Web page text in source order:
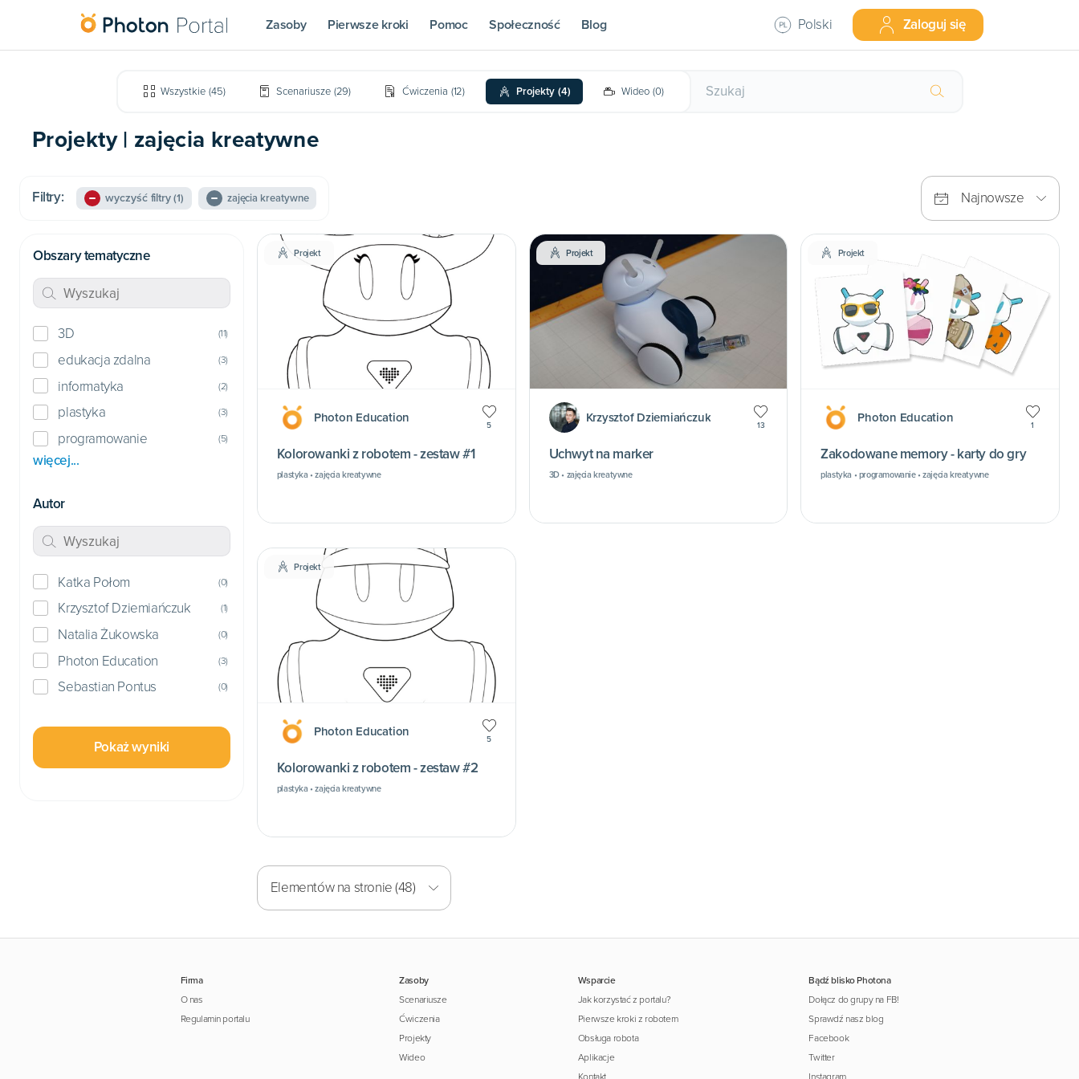
Zasoby Pierwsze kroki Pomoc Społeczność Blog Polski Zaloguj się
Wszystkie (45) Scenariusze (29) Ćwiczenia (12) Projekty (4) Wideo (0)
Projekty | zajęcia kreatywne
Filtry: wyczyść filtry(1) zajęcia kreatywne Najnowsze
Obszary tematyczne
3D (11)
edukacja zdalna (3)
informatyka (2)
plastyka (3)
programowanie (5)
więcej...
Autor
Katka Połom (0)
Krzysztof Dziemiańczuk (1)
Natalia Żukowska (0)
Photon Education (3)
Sebastian Pontus (0)
Pokaż wyniki
Projekt
Photon Education
5
Kolorowanki z robotem - zestaw #1
plastyka • zajęcia kreatywne
Projekt
Krzysztof Dziemiańczuk
13
Uchwyt na marker
3D • zajęcia kreatywne
Projekt
Photon Education
1
Zakodowane memory - karty do gry
plastyka • programowanie • zajęcia kreatywne
Projekt
Photon Education
5
Kolorowanki z robotem - zestaw #2
plastyka • zajęcia kreatywne
Elementów na stronie (48)
Firma
O nas
Regulamin portalu
Zasoby
Scenariusze
Ćwiczenia
Projekty
Wideo
Wsparcie
Jak korzystać z portalu?
Pierwsze kroki z robotem
Obsługa robota
Aplikacje
Kontakt
Bądź blisko Photona
Dołącz do grupy na FB!
Sprawdź nasz blog
Facebook
Twitter
Instagram